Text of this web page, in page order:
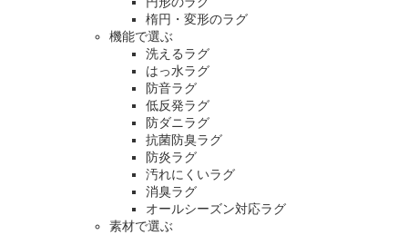
楕円・変形のラグ
機能で選ぶ
洗えるラグ
はっ水ラグ
防音ラグ
低反発ラグ
防ダニラグ
抗菌防臭ラグ
防炎ラグ
汚れにくいラグ
消臭ラグ
オールシーズン対応ラグ
素材で選ぶ